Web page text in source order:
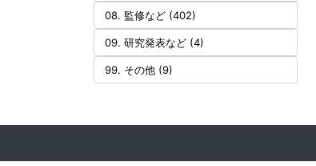
08. 監修など (402)
09. 研究発表など (4)
99. その他 (9)